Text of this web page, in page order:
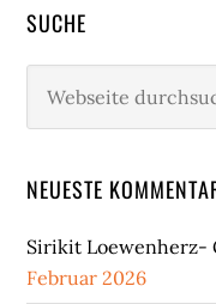
SUCHE
durchsuchen
NEUESTE
Sirikit Loewenherz-
Februar 2026